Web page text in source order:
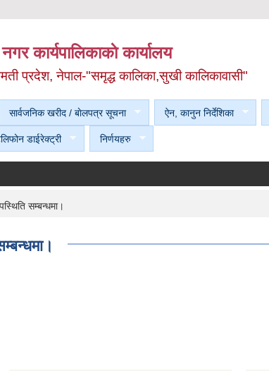
कार्यपालिकाकाे कार्यालय
प्रदेश, नेपाल-"समृद्ध कालिका,सुखी कालिकावासी"
सार्वजनिक खरीद / बाेलपत्र सूचना ऐन, कानुन निर्देशिका
डाईरेक्ट्री निर्णयहरु
सम्बन्धमा।